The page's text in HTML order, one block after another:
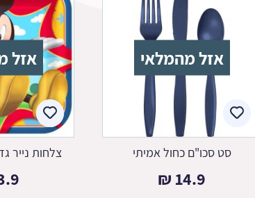
אזל מהמלאי
סט סכו"ם כחול אמיתי
14.9
₪
אזל
צלחות נייר